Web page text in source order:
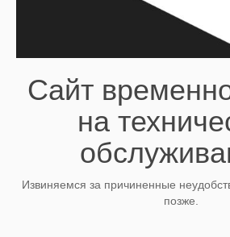
Сайт
на
Извиняемся за причиненные
позже.